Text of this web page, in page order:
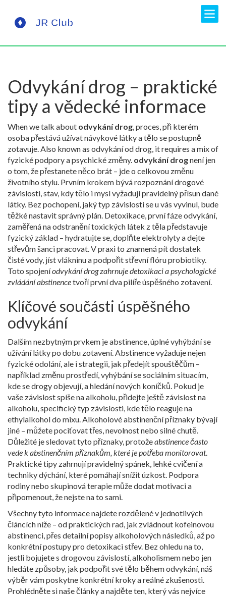
Odvykání drog – praktické
tipy a vědecké informace
When we talk about odvykání drog,proces, při kterém
osoba přestává užívat návykové látky a tělo se postupně
zotavuje. Also known as odvykání od drog, it requires a mix of
fyzické podpory a psychické změny. odvykání drognení jen
o tom, že přestanete něco brát – jde o celkovou změnu
životního stylu. Prvním krokem bývá rozpoznánídrogové
závislosti,stav, kdy tělo i mysl vyžadují pravidelný přísun dané
látky. Bez pochopení, jaký typ závislosti se u vás vyvinul, bude
těžké nastavit správný plán. Detoxikace,první fáze odvykání,
zaměřená na odstranění toxických látek z tělapředstavuje
fyzický základ – hydratujte se, doplňte elektrolyty a dejte
střevům šanci pracovat. V praxi to znamená pít dostatek
čisté vody, jíst vlákninu a podpořit střevní flóru probiotiky.
Toto spojeníodvykání drog zahrnuje detoxikaci a psychologické
zvládání abstinencetvoří první dva pilíře úspěšného zotavení.
Klíčové součásti úspěšného
odvykání
Dalším nezbytným prvkem jeabstinence,úplné vyhýbání se
užívání látky po dobu zotavení. Abstinence vyžaduje nejen
fyzické odolání, ale i strategii, jak předejít spouštěčům –
například změnu prostředí, vyhýbání se sociálním situacím,
kde se drogy objevují, a hledání nových koníčků. Pokud je
vaše závislost spíše na alkoholu, přidejte ještě závislost na
alkoholu,specifický typ závislosti, kde tělo reaguje na
ethylalkoholdo mixu. Alkoholové abstinenční příznaky bývají
jiné – můžete pociťovat třes, nevolnost nebo silné chutě.
Důležité je sledovat tyto příznaky, protožeabstinence často
vede k abstinenčním příznakům, které je potřeba monitorovat.
Praktické tipy zahrnují pravidelný spánek, lehké cvičení a
techniky dýchání, které pomáhají snížit úzkost. Podpora
rodiny nebo skupinová terapie může dodat motivaci a
připomenout, že nejste na to sami.
Všechny tyto informace najdete rozdělené v jednotlivých
článcích níže – od praktických rad, jak zvládnout kofeinovou
abstinenci, přes detailní popisy alkoholových následků, až po
konkrétní postupy pro detoxikaci střev. Bez ohledu na to,
jestli bojujete s drogovou závislostí, alkoholismem nebo jen
hledáte způsoby, jak podpořit své tělo během odvykání, náš
výběr vám poskytne konkrétní kroky a reálné zkušenosti.
Prohlédněte si naše články a najděte ten, který vás nejvíce